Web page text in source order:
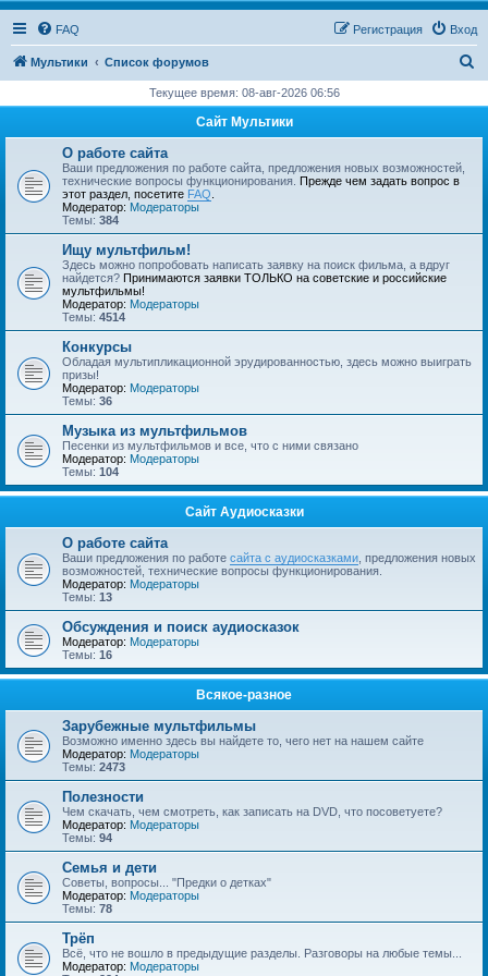
FAQ Вход
Регистрация
Мультики Список форумов
с
Текущее время: 08-авг-2026 06:56
Сайт Мультики
О работе сайта
Ваши предложения по работе сайта, предложения новых возможностей,
технические вопросы функционирования. Прежде чем задать вопрос в
этот раздел, посетите FAQ
Модератор: Модераторы
Темы: 384
Ищу мультфильм!
Здесь можно попробовать написать заявку на поиск фильма, а вдруг
найдется? Принимаются заявки ТОЛЬКО на советские и российские
мультфильмы!
Модератор: Модераторы
Темы: 4514
Конкурсы
Обладая мультипликационной эрудированностью, здесь можно выиграть
призы!
Модератор: Модераторы
Темы: 36
Музыка из мультфильмов
Песенки из мультфильмов и все, что с ними связано
Модератор: Модераторы
Темы: 104
Сайт Аудиосказки
О работе сайта
Ваши предложения по работе сайта с аудиосказками , предложения новых
возможностей, технические вопросы функционирования.
Модератор: Модераторы
Темы: 13
Обсуждения и поиск аудиосказок
Модератор: Модераторы
Темы: 16
Всякое-разное
Зарубежные мультфильмы
Возможно именно здесь вы найдете то, чего нет на нашем сайте
Модератор: Модераторы
Темы: 2473
Полезности
Чем скачать, чем смотреть, как записать на DVD, что посоветуете?
Модератор: Модераторы
Темы: 94
Семья и дети
Советы, вопросы... "Предки о детках"
Модератор: Модераторы
Темы: 78
Трёп
Всё, что не вошло в предыдущие разделы. Разговоры на любые темы...
Модератор: Модераторы